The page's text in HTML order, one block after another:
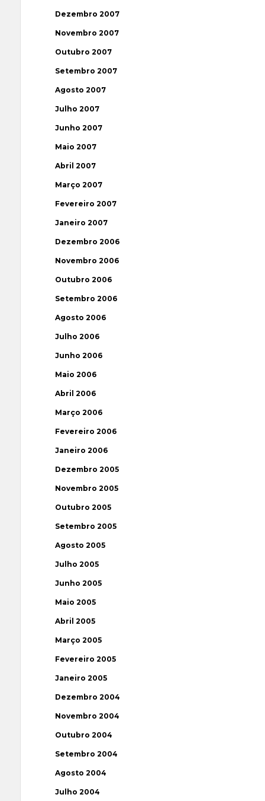
Dezembro 2007
Novembro 2007
Outubro 2007
Setembro 2007
Agosto 2007
Julho 2007
Junho 2007
Maio 2007
Abril 2007
Março 2007
Fevereiro 2007
Janeiro 2007
Dezembro 2006
Novembro 2006
Outubro 2006
Setembro 2006
Agosto 2006
Julho 2006
Junho 2006
Maio 2006
Abril 2006
Março 2006
Fevereiro 2006
Janeiro 2006
Dezembro 2005
Novembro 2005
Outubro 2005
Setembro 2005
Agosto 2005
Julho 2005
Junho 2005
Maio 2005
Abril 2005
Março 2005
Fevereiro 2005
Janeiro 2005
Dezembro 2004
Novembro 2004
Outubro 2004
Setembro 2004
Agosto 2004
Julho 2004